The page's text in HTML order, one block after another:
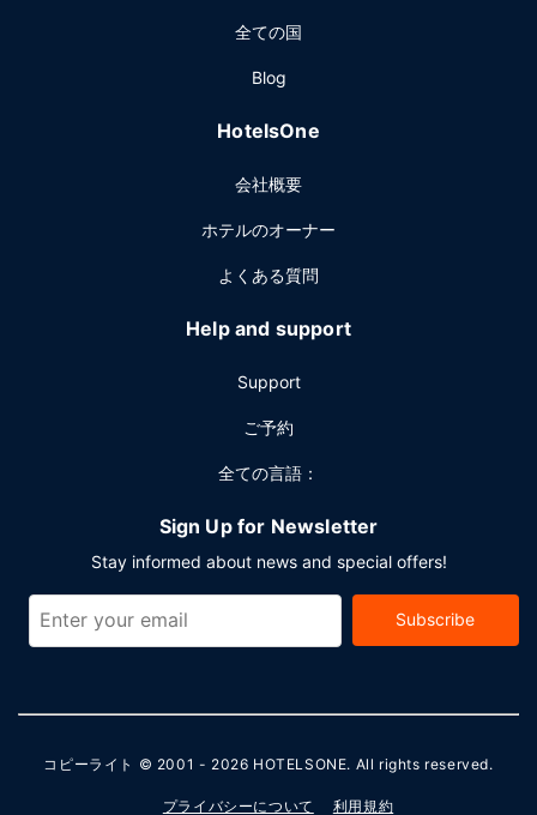
ト、ロビーでの新聞サービス (無料)をお使いいただけます。
会議スペース、会議室など総面積 153 平方メートル (1647
内にはセルフパーキング (無料) が備わっています。
全ての国
Blog
HotelsOne
会社概要
ホテルのオーナー
よくある質問
Help and support
Support
ご予約
全ての言語：
Sign Up for Newsletter
Stay informed about news and special offers!
Subscribe
コピーライト © 2001 - 2026 HOTELSONE. All rights reserved.
プライバシーについて 利用規約